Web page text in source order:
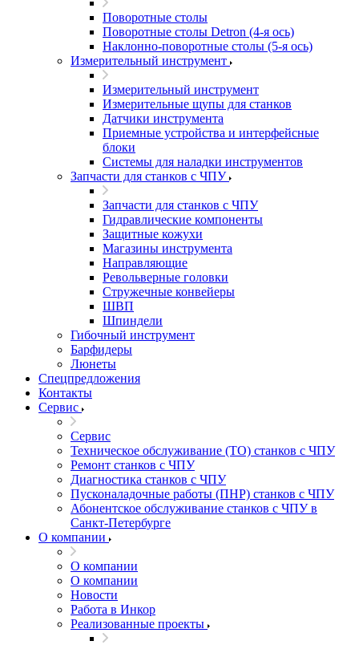
Поворотные столы
Поворотные столы Detron (4-я ось)
Наклонно-поворотные столы (5-я ось)
Измерительный инструмент
Измерительный инструмент
Измерительные щупы для станков
Датчики инструмента
Приемные устройства и интерфейсные
блоки
Системы для наладки инструментов
Запчасти для станков с ЧПУ
Запчасти для станков с ЧПУ
Гидравлические компоненты
Защитные кожухи
Магазины инструмента
Направляющие
Револьверные головки
Стружечные конвейеры
ШВП
Шпиндели
Гибочный инструмент
Барфидеры
Люнеты
Спецпредложения
Контакты
Сервис
Сервис
Техническое обслуживание (ТО) станков с ЧПУ
Ремонт станков с ЧПУ
Диагностика станков с ЧПУ
Пусконаладочные работы (ПНР) станков с ЧПУ
Абонентское обслуживание станков с ЧПУ в
Санкт-Петербурге
О компании
О компании
О компании
Новости
Работа в Инкор
Реализованные проекты